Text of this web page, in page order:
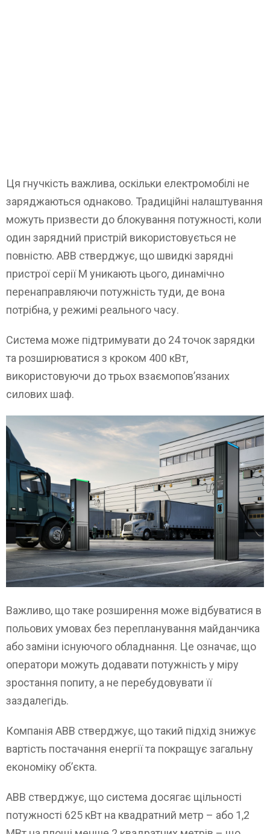
Ця гнучкість важлива, оскільки електромобілі не
заряджаються однаково. Традиційні налаштування
можуть призвести до блокування потужності, коли
один зарядний пристрій використовується не
повністю. ABB стверджує, що швидкі зарядні
пристрої серії M уникають цього, динамічно
перенаправляючи потужність туди, де вона
потрібна, у режимі реального часу.
Система може підтримувати до 24 точок зарядки
та розширюватися з кроком 400 кВт,
використовуючи до трьох взаємопов’язаних
силових шаф.
Важливо, що таке розширення може відбуватися в
польових умовах без перепланування майданчика
або заміни існуючого обладнання. Це означає, що
оператори можуть додавати потужність у міру
зростання попиту, а не перебудовувати її
заздалегідь.
Компанія ABB стверджує, що такий підхід знижує
вартість постачання енергії та покращує загальну
економіку об’єкта.
ABB стверджує, що система досягає щільності
потужності 625 кВт на квадратний метр – або 1,2